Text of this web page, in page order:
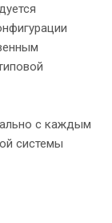
с каждым
системы